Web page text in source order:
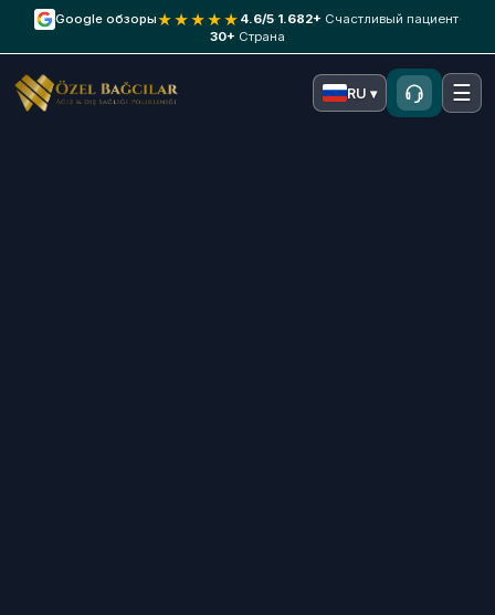
Google обзоры★★★★★ 4.6/5·1.682+ Счастливый пациент·
30+ Страна
RU ▾ ☰